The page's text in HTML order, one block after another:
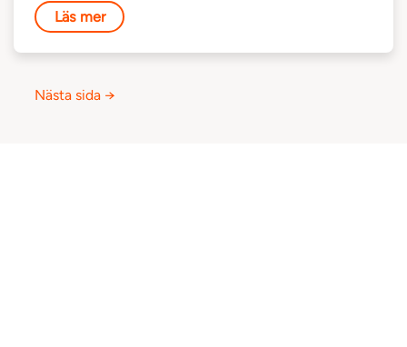
Läs mer
Nästa sida →